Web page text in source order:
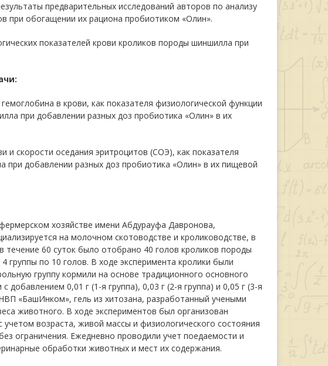
предварительных исследований авторов по анализу
при обогащении их рациона пробиотиком «Олин».
показателей крови кроликов породы шиншилла при
в крови, как показателя физиологической функции
при добавлении разных доз пробиотика «Олин» в их
и скорости оседания эритроцитов (СОЭ), как показателя
при добавлении разных доз пробиотика «Олин» в их пищевой
хозяйстве имени Абдурауфа Давронова,
на молочном скотоводстве и кролиководстве, в
течение 60 суток было отобрано 40 голов кроликов породы
по 10 голов. В ходе эксперимента кролики были
группу кормили на основе традиционного основного
0,01 г (1-я группа), 0,03 г (2-я группа) и 0,05 г (3-я
«БашИнком», гель из хитозана, разработанный учеными
животного. В ходе экспериментов был организован
возраста, живой массы и физиологического состояния
ограничения. Ежедневно проводили учет поедаемости и
обработки животных и мест их содержания.